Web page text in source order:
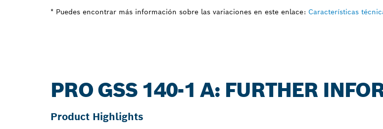
* Puedes encontrar más información sobre las variaciones en este enlace: Características
PRO GSS 140-1 A: FURTHER
Product Highlights